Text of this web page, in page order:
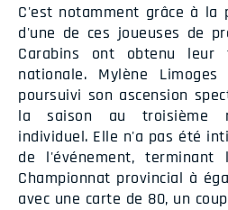
C'est notamment grâce à la
d'une de ces joueuses de
Carabins ont obtenu
nationale. Mylène
poursuivi son ascension
la saison au troisième
individuel. Elle n'a pas été
de l'événement,
Championnat provincial à
avec une carte de 80, un